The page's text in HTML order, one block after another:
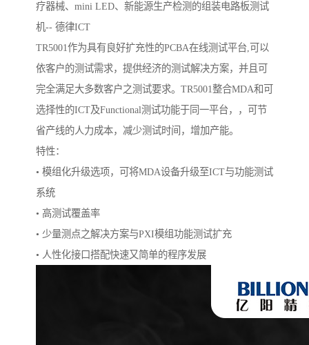
疗器械、mini LED、新能源生产检测的组装电路板测试
机-- 德律ICT
TR5001作为具有良好扩充性的PCBA在线测试平台,可以
依客户的测试需求，提供经济的测试解决方案，并且可
完全满足大多数客户之测试要求。TR5001整合MDA和可
选择性的ICT及Functional测试功能于同一平台，，可节
省产线的人力成本，减少测试时间，增加产能。
特性：
• 模组化升级选项，可将MDA设备升级至ICT与功能测试
系统
• 高测试覆盖率
• 少量测点之解决方案与PXI模组功能测试扩充
• 人性化接口搭配快速又简单的程序发展